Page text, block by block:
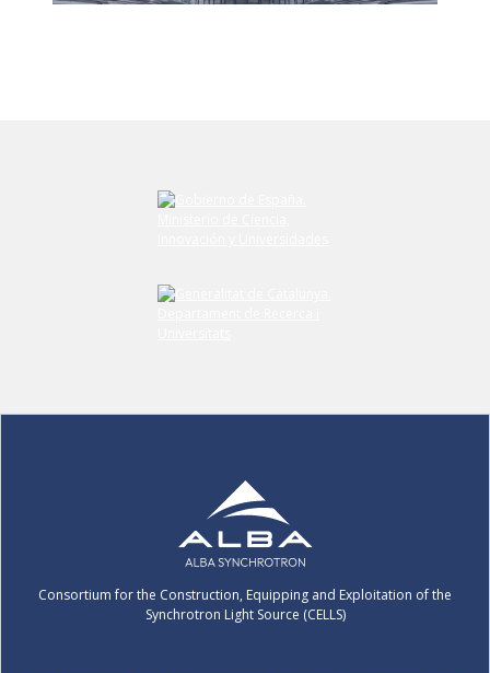
Consortium for the Construction, Equipping and Exploitation of the
Synchrotron Light Source (CELLS)